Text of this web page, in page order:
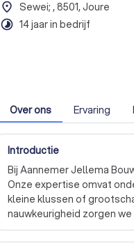
place Sewei; , 8501, Joure
timelapse 14 jaar in bedrijf
Over ons Ervaring
Introductie
Bij Aannemer Jellema
Onze expertise omvat
kleine klussen of
nauwkeurigheid zorgen
uit vakmensen die